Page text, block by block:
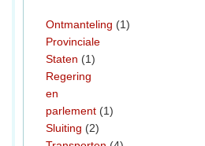
Ontmanteling (1)
Provinciale
Staten (1)
Regering
en
parlement (1)
Sluiting (2)